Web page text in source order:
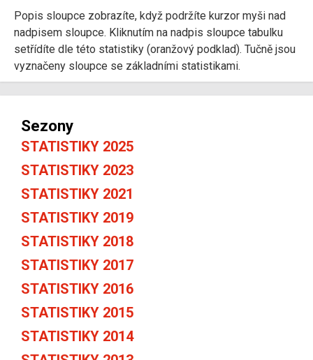
Popis sloupce zobrazíte, když podržíte kurzor myši nad
nadpisem sloupce. Kliknutím na nadpis sloupce tabulku
setřídíte dle této statistiky (oranžový podklad). Tučně jsou
vyznačeny sloupce se základními statistikami.
Sezony
STATISTIKY 2025
STATISTIKY 2023
STATISTIKY 2021
STATISTIKY 2019
STATISTIKY 2018
STATISTIKY 2017
STATISTIKY 2016
STATISTIKY 2015
STATISTIKY 2014